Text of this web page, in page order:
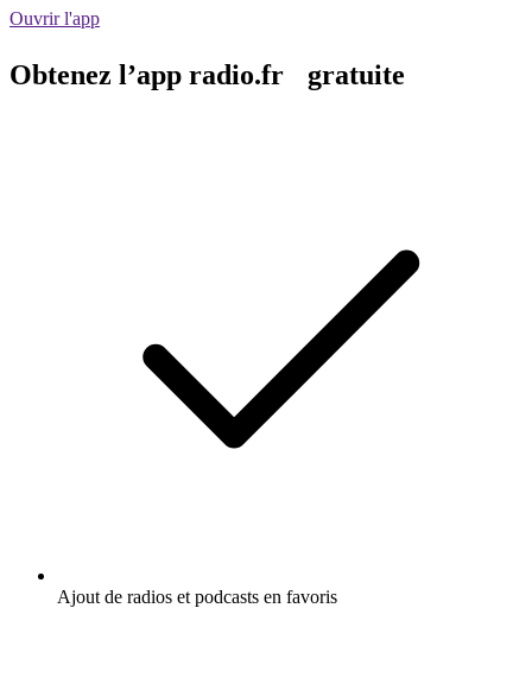
Ouvrir l'app
Obtenez l’app radio.fr gratuite
Ajout de radios et podcasts en favoris